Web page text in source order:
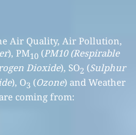
Air Quality, Air Pollution,
), PM10(PM10 (Respirable
Dioxide), SO2 (Sulphur
), O3 (Ozone) and Weather
coming from: